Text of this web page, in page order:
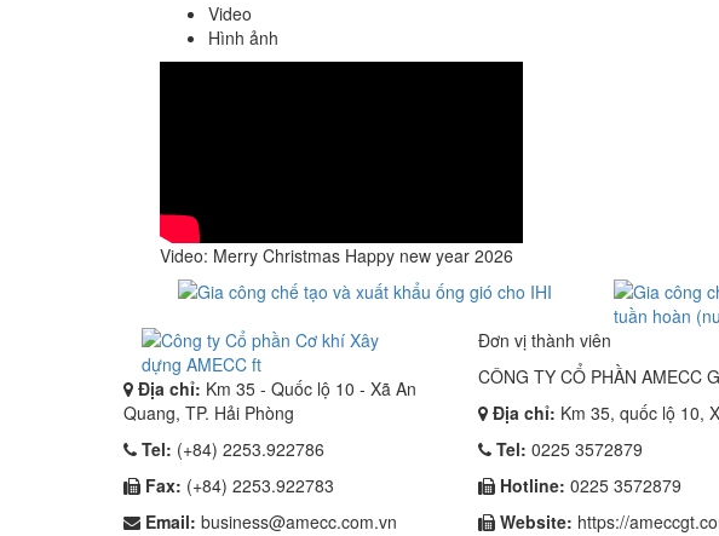
Video
Hình ảnh
Video: Merry Christmas Happy new year 2026
Địa chỉ: Km 35 - Quốc lộ 10 - Xã An
Quang, TP. Hải Phòng
Tel: (+84) 2253.922786
Fax: (+84) 2253.922783
Email: business@amecc.com.vn
Đơn vị thành viên
CÔNG TY CỔ PHẦN AMECC
Địa chỉ: Km 35, quốc lộ 10,
Tel: 0225 3572879
Hotline: 0225 3572879
Website: https://